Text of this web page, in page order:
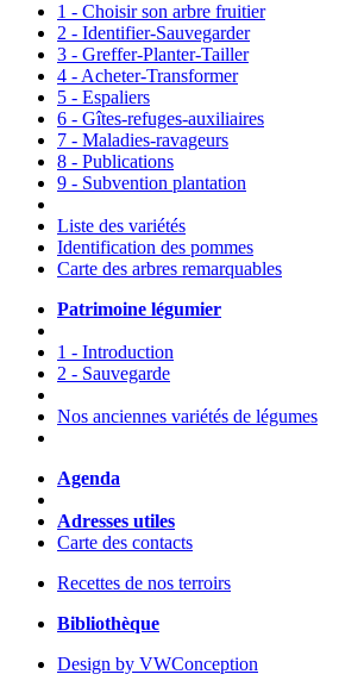
1 - Choisir son arbre fruitier
2 - Identifier-Sauvegarder
3 - Greffer-Planter-Tailler
4 - Acheter-Transformer
5 - Espaliers
6 - Gîtes-refuges-auxiliaires
7 - Maladies-ravageurs
8 - Publications
9 - Subvention plantation
Liste des variétés
Identification des pommes
Carte des arbres remarquables
Patrimoine légumier
1 - Introduction
2 - Sauvegarde
Nos anciennes variétés de légumes
Agenda
Adresses utiles
Carte des contacts
Recettes de nos terroirs
Bibliothèque
Design by VWConception